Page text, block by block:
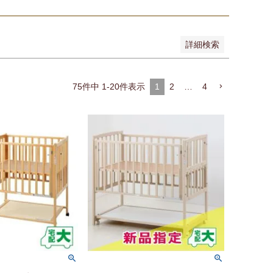
詳細検索
75件中 1-20件表示 1 2 4